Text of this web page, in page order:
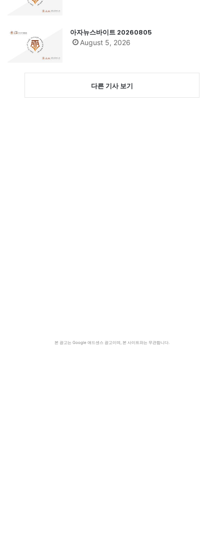
아자뉴스바이트 20260805
August 5, 2026
다른 기사 보기
본 광고는 Google 애드센스 광고이며, 본 사이트와는 무관합니다.